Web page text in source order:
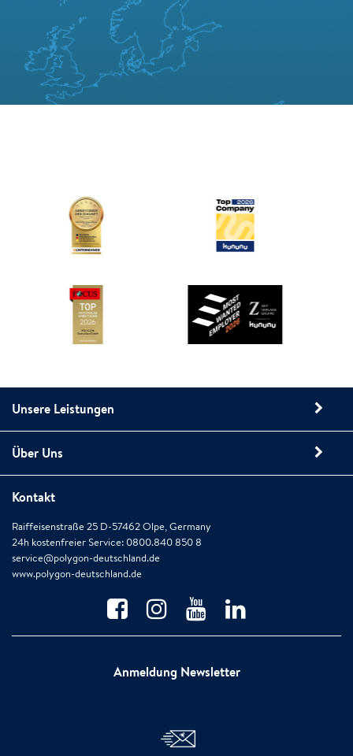
Unsere Leistungen
Über Uns
Kontakt
Raiffeisenstraße 25 D-57462 Olpe, Germany
24h kostenfreier Service: 0800.840 850 8
service@polygon-deutschland.de
www.polygon-deutschland.de
Anmeldung Newsletter